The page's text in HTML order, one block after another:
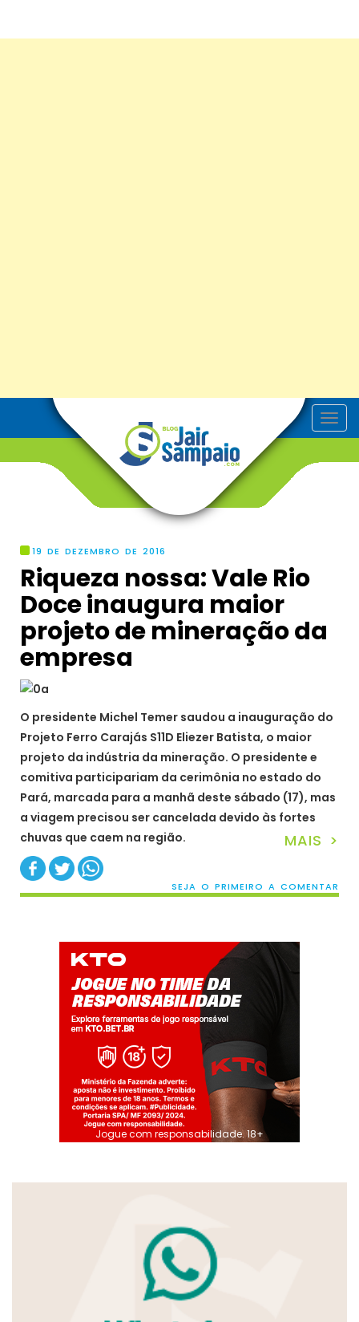
T
o
19 DE DEZEMBRO DE 2016
Riqueza nossa: Vale Rio
Doce inaugura maior
projeto de mineração da
empresa
O presidente Michel Temer saudou a inauguração do
Projeto Ferro Carajás S11D Eliezer Batista, o maior
projeto da indústria da mineração. O presidente e
comitiva participariam da cerimônia no estado do
Pará, marcada para a manhã deste sábado (17), mas
a viagem precisou ser cancelada devido às fortes
chuvas que caem na região.
MAIS >
SEJA O PRIMEIRO A COMENTAR
Jogue com responsabilidade. 18+